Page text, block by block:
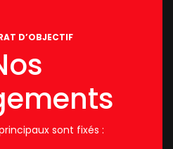
D’OBJECTIF
sont fixés :